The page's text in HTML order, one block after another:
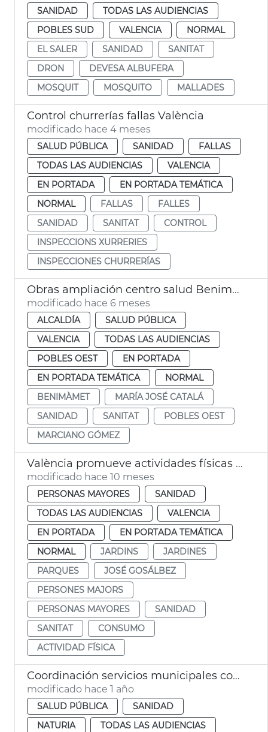
SANIDAD
TODAS LAS AUDIENCIAS
POBLES SUD
VALENCIA
NORMAL
EL SALER
SANIDAD
SANITAT
DRON
DEVESA ALBUFERA
MOSQUIT
MOSQUITO MALLADES
Control churrerías fallas València
modificado hace 4 meses
SALUD PÚBLICA SANIDAD
FALLAS
TODAS LAS AUDIENCIAS
VALENCIA
EN PORTADA
EN PORTADA TEMÁTICA
NORMAL
FALLAS
FALLES
SANIDAD
SANITAT
CONTROL
INSPECCIONS XURRERIES
INSPECCIONES CHURRERÍAS
Obras ampliación centro salud Benimàmet València
modificado hace 6 meses
ALCALDÍA
SALUD PÚBLICA
VALENCIA
TODAS LAS AUDIENCIAS
POBLES OEST
EN PORTADA
EN PORTADA TEMÁTICA
NORMAL
BENIMÀMET
MARÍA JOSÉ CATALÁ
SANIDAD
SANITAT
POBLES OEST
MARCIANO GÓMEZ
València promueve actividades físicas al aire libre para adultos
modificado hace 10 meses
PERSONAS MAYORES
SANIDAD
TODAS LAS AUDIENCIAS
VALENCIA
EN PORTADA
EN PORTADA TEMÁTICA
NORMAL
JARDINS
JARDINES
PARQUES
JOSÉ GOSÁLBEZ
PERSONES MAJORS
PERSONAS MAYORES
SANIDAD
SANITAT
CONSUMO
ACTIVIDAD FÍSICA
Coordinación servicios municipales control eclosión insectos
modificado hace 1 año
SALUD PÚBLICA
SANIDAD
NATURIA
TODAS LAS AUDIENCIAS